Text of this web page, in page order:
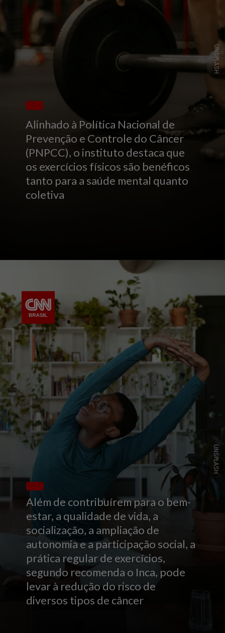
Alinhado à Política Nacional de
Prevenção e Controle do Câncer
(PNPCC), o instituto destaca que
os exercícios físicos são benéficos
tanto para a saúde mental quanto
coletiva
UNSPLASH
Além de contribuírem para o bem-
estar, a qualidade de vida, a
socialização, a ampliação de
autonomia e a participação social, a
prática regular de exercícios,
segundo recomenda o Inca, pode
levar à redução do risco de
diversos tipos de câncer
UNSPLASH